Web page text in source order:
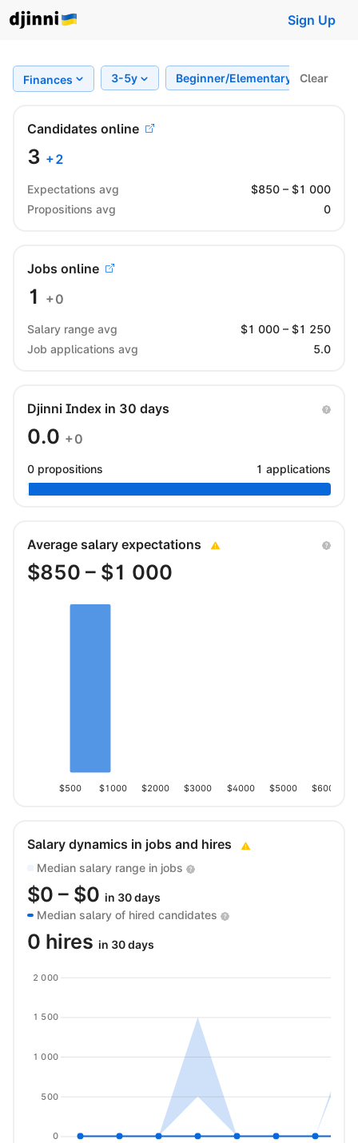
Sign Up
Finances 3-5y Beginner/Elementary Clear
Candidates online
3 +2
Expectations avg $850 – $1 000
Propositions avg
0
Jobs online
1 +0
Salary range avg $1 000 – $1 250
Job applications avg
5.0
Djinni Index in 30 days
0.0 +0
0 propositions 1 applications
Average salary expectations
$850 – $1 000
$500 $1000 $2000 $3000 $4000 $5000 $6000
Salary dynamics in jobs and hires
Median salary range in jobs
$0 – $0 in 30 days
Median salary of hired candidates
0 hires in 30 days
0
500
1 000
1 500
2 000